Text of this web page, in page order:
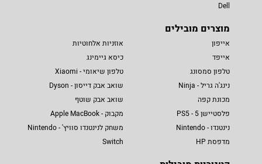
Dell
מוצרים מובילים
אייפון
אייפד
טלפון סמסונג
נינג'ה גריל - Ninja
מכונת קפה
פלסטיישן 5 - PS5
נינטנדו - Nintendo
מדפסת HP
אוזניות אלחוטיות
כיסא גיימינג
טלפון שיאומי - Xiaomi
שואב אבק דייסון - Dyson
שואב אבק שוטף
מקבוק - Apple MacBook
משחק לנינטנדו סוויץ' - Nintendo
Switch